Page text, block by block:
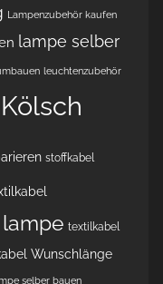
Lampenzubehör kaufen
lampe selber
leuchtenzubehör
stoffkabel
textilkabel
Wunschlänge
selber bauen